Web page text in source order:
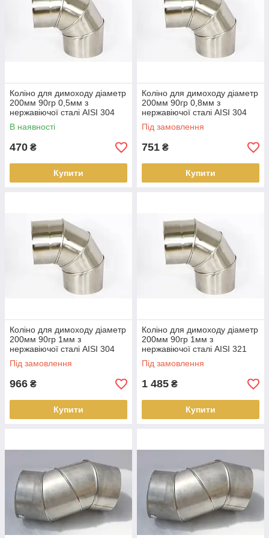
Коліно для димоходу діаметр
200мм 90гр 0,5мм з
нержавіючої сталі AISI 304
В наявності
470 ₴
Купити
Коліно для димоходу діаметр
200мм 90гр 0,8мм з
нержавіючої сталі AISI 304
Під замовлення
751 ₴
Купити
Коліно для димоходу діаметр
200мм 90гр 1мм з
нержавіючої сталі AISI 304
Під замовлення
966 ₴
Купити
Коліно для димоходу діаметр
200мм 90гр 1мм з
нержавіючої сталі AISI 321
Під замовлення
1 485 ₴
Купити